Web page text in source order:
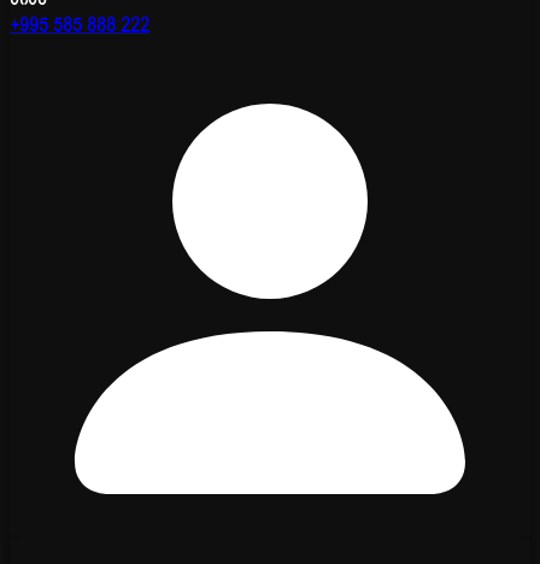
+995 585 888 222